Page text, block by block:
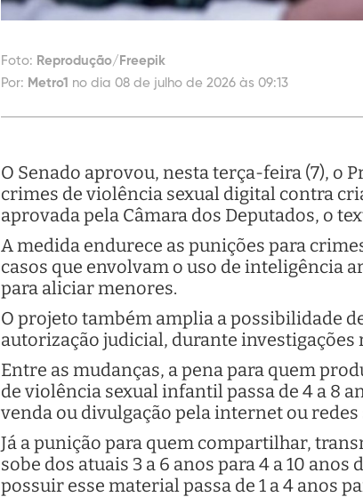
Foto: Reprodução/Freepik
Por: Metro1 no dia 08 de julho de 2026 às 09:13
O Senado aprovou, nesta terça-feira (7), o
crimes de violência sexual digital contra
aprovada pela Câmara dos Deputados, o
A medida endurece as punições para
casos que envolvam o uso de inteligência
para aliciar menores.
O projeto também amplia a possibilidade
autorização judicial, durante investigações
Entre as mudanças, a pena para quem
de violência sexual infantil passa de 4 a 8
venda ou divulgação pela internet ou
Já a punição para quem compartilhar,
sobe dos atuais 3 a 6 anos para 4 a 10
possuir esse material passa de 1 a 4 anos